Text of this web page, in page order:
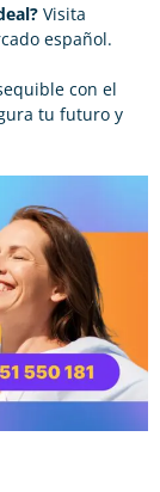
Visita
español.
con el
tu futuro y